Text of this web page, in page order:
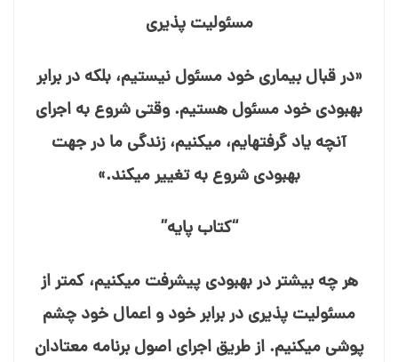
مسئولیت⁯ پذیری
«در قبال بیماری خود مسئول نیستیم، بلکه در برابر
بهبودی خود مسئول هستیم. وقتی شروع به اجرای
آنچه یاد گرفته⁯ایم، می⁯کنیم، زندگی ما در جهت
بهبودی شروع به تغییر می⁯کند.»
“کتاب پایه”
هر چه بیشتر در بهبودی پیشرفت می⁯کنیم، کمتر از
مسئولیت⁯ پذیری در برابر خود و اعمال خود چشم⁯
پوشی می⁯کنیم. از طریق اجرای اصول برنامه معتادان